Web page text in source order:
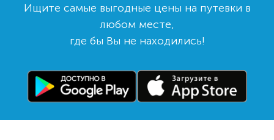
Ищите самые выгодные цены на путевки в
любом месте,
где бы Вы не находились!